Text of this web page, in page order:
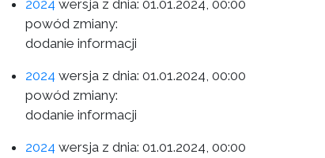
2024 wersja z dnia: 01.01.2024, 00:00
powód zmiany:
dodanie informacji
2024 wersja z dnia: 01.01.2024, 00:00
powód zmiany:
dodanie informacji
2024 wersja z dnia: 01.01.2024, 00:00